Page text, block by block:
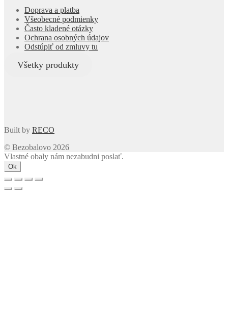
Doprava a platba
Všeobecné podmienky
Často kladené otázky
Ochrana osobných údajov
Odstúpiť od zmluvy tu
Všetky produkty
Built by RECO
© Bezobalovo 2026
Vlastné obaly nám nezabudni poslať.
Ok